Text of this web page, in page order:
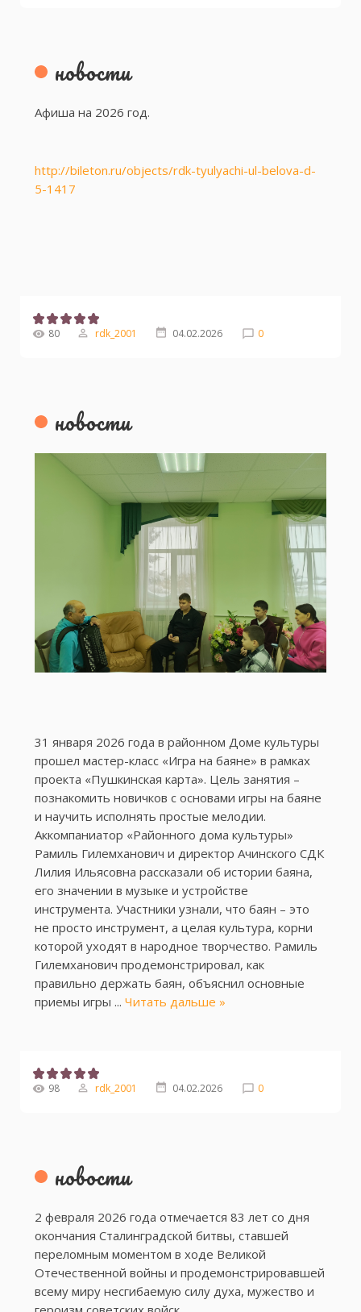
новости
Афиша на 2026 год.
http://bileton.ru/objects/rdk-tyulyachi-ul-belova-d-
5-1417
80 rdk_2001 04.02.2026 0
новости
31 января 2026 года в районном Доме культуры
прошел мастер-класс «Игра на баяне» в рамках
проекта «Пушкинская карта». Цель занятия –
познакомить новичков с основами игры на баяне
и научить исполнять простые мелодии.
Аккомпаниатор «Районного дома культуры»
Рамиль Гилемханович и директор Ачинского СДК
Лилия Ильясовна рассказали об истории баяна,
его значении в музыке и устройстве
инструмента. Участники узнали, что баян – это
не просто инструмент, а целая культура, корни
которой уходят в народное творчество. Рамиль
Гилемханович продемонстрировал, как
правильно держать баян, объяснил основные
приемы игры ... Читать дальше »
98 rdk_2001 04.02.2026 0
новости
2 февраля 2026 года отмечается 83 лет со дня
окончания Сталинградской битвы, ставшей
переломным моментом в ходе Великой
Отечественной войны и продемонстрировавшей
всему миру несгибаемую силу духа, мужество и